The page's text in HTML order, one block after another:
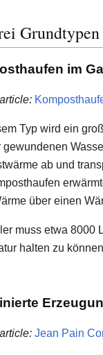
Grundtypen
im
Typ wird ein
gewundenen
ab und
über einen
muss etwa 8000
halten zu
Jean Pain